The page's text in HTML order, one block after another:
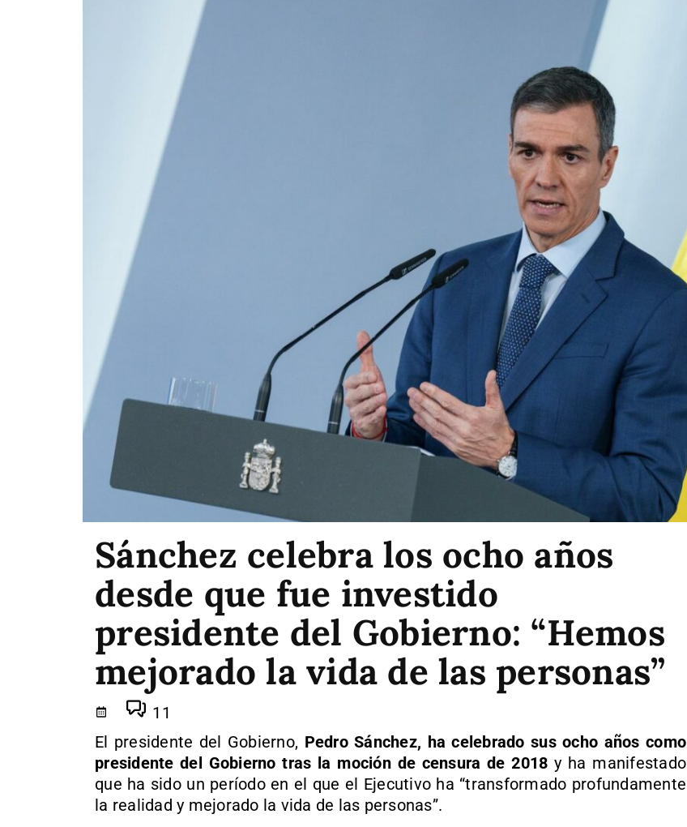
Sánchez celebra los ocho años
desde que fue investido
presidente del Gobierno: “Hemos
mejorado la vida de las personas”
11
El presidente del Gobierno, Pedro Sánchez, ha celebrado sus ocho años como
presidente del Gobierno tras la moción de censura de 2018 y ha manifestado
que ha sido un período en el que el Ejecutivo ha “transformado profundamente
la realidad y mejorado la vida de las personas”.